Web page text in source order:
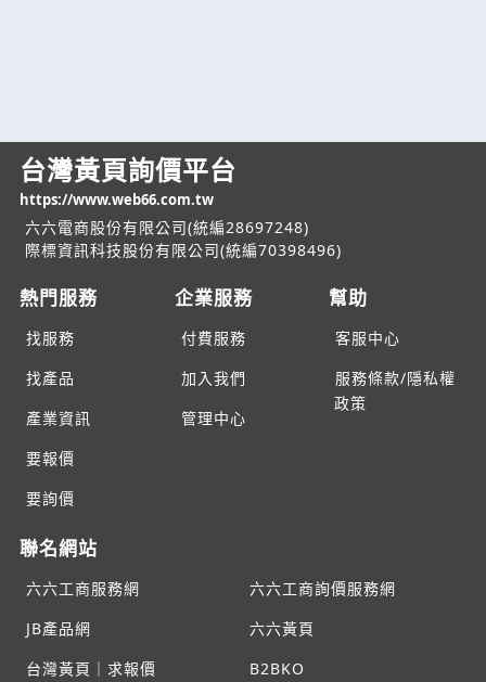
台灣黃頁詢價平台
https://www.web66.com.tw
六六電商股份有限公司(統編28697248)
際標資訊科技股份有限公司(統編70398496)
熱門服務
找服務
找產品
產業資訊
要報價
要詢價
企業服務
付費服務
加入我們
管理中心
幫助
客服中心
服務條款/隱私權
政策
聯名網站
六六工商服務網
六六工商詢價服務網
JB產品網
六六黃頁
台灣黃頁｜求報價
B2BKO